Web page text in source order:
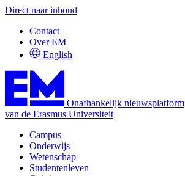
Direct naar inhoud
Contact
Over EM
English
Onafhankelijk nieuwsplatform
van de Erasmus Universiteit
Campus
Onderwijs
Wetenschap
Studentenleven